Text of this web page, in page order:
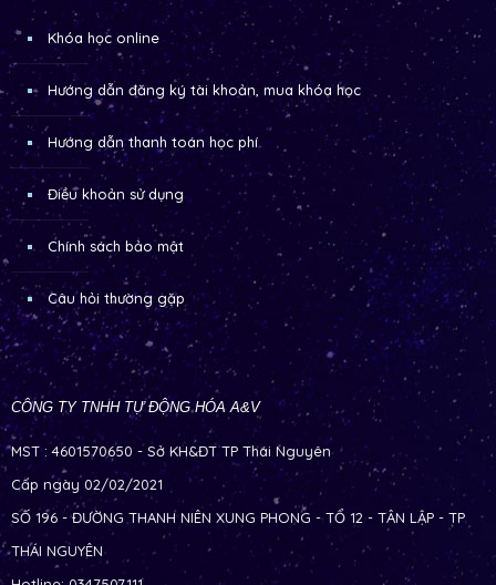
Khóa học online
Hướng dẫn đăng ký tài khoản, mua khóa học
Hướng dẫn thanh toán học phí
Điều khoản sử dụng
Chính sách bảo mật
Câu hỏi thường gặp
CÔNG TY TNHH TỰ ĐỘNG HÓA A&V
MST : 4601570650 - Sở KH&ĐT TP Thái Nguyên
Cấp ngày 02/02/2021
SỐ 196 - ĐƯỜNG THANH NIÊN XUNG PHONG - TỔ 12 - TÂN LẬP - TP
THÁI NGUYÊN